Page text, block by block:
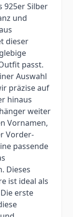
925er Silber
und
dieser
passt.
Auswahl
präzise auf
hinaus
weiter
Vornamen,
Vorder-
passende
Dieses
ist ideal als
erste